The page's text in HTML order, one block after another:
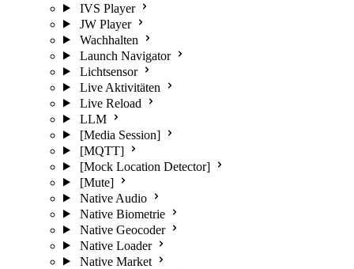
IVS Player
JW Player
Wachhalten
Launch Navigator
Lichtsensor
Live Aktivitäten
Live Reload
LLM
[Media Session]
[MQTT]
[Mock Location Detector]
[Mute]
Native Audio
Native Biometrie
Native Geocoder
Native Loader
Native Market